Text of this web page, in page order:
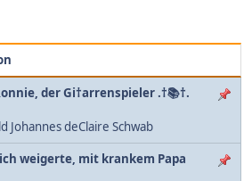
der Gi†arrenspieler .†📚†.
Johannes deClaire Schwab
weigerte, mit krankem Papa